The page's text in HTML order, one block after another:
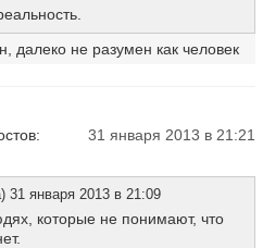
далеко не разумен как человек
31 января 2013 в 21:21
31 января 2013 в 21:09
которые не понимают, что